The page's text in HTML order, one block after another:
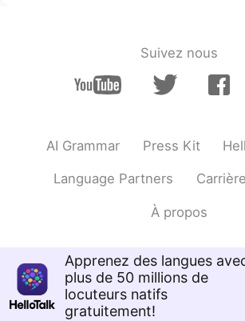
Suivez nous
AI Grammar Press Kit
Language Partners
À propos
Apprenez des langues
plus de 50 millions de
locuteurs natifs
gratuitement!